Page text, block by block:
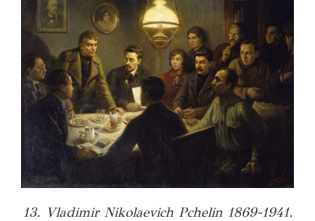
13. Vladimir Nikolaevich Pchelin 1869-1941.